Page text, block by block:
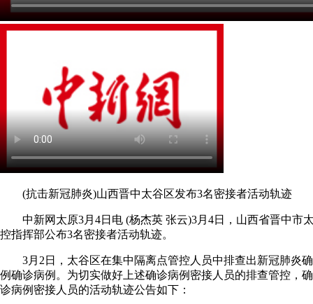
(抗击新冠肺炎)山西晋中太谷区发布3名密接者活动轨迹
中新网太原3月4日电 (杨杰英 张云)3月4日，山西省晋中市
控指挥部公布3名密接者活动轨迹。
3月2日，太谷区在集中隔离点管控人员中排查出新冠肺炎确
例确诊病例。为切实做好上述确诊病例密接人员的排查管控，
诊病例密接人员的活动轨迹公告如下：